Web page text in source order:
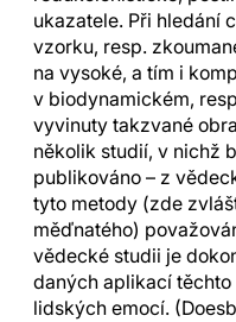
ukazatele. Při hledání
vzorku, resp.
na vysoké, a tím i
v biodynamickém,
vyvinuty takzvané
několik studií, v nichž
publikováno – z
tyto metody (zde
měďnatého)
vědecké studii je
daných aplikací
lidských emocí.